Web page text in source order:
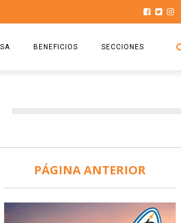
BENEFICIOS
COMISIÓN
DOCUMENTOS
SEGURO DE SEPELIOS
SECCIONES
HISTORIAS DE LUCHA
TURISMO Y RECREACIÓN
PÁGINA ANTERIOR